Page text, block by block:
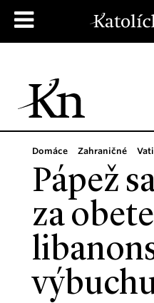
Domáce Zahraničné
Pápež
za obete